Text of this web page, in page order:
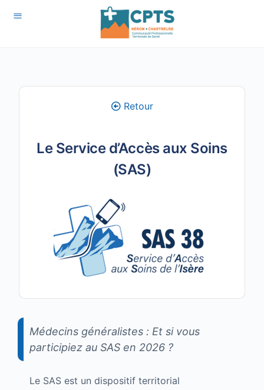
Retour
Le Service d’Accès aux Soins
(SAS)
Médecins généralistes : Et si vous
participiez au SAS en 2026 ?
Le SAS est un dispositif territorial